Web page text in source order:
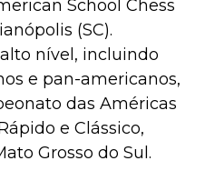
School Chess
(SC).
nível, incluindo
e pan-americanos,
das Américas
e Clássico,
Grosso do Sul.